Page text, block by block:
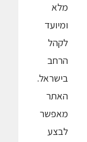
מלא
ומיועד
לקהל
הרחב
בישראל.
האתר
מאפשר
לבצע